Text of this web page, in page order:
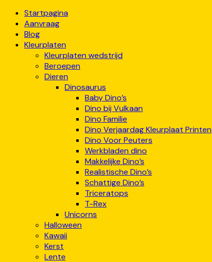
Startpagina
Aanvraag
Blog
Kleurplaten
Kleurplaten wedstrijd
Beroepen
Dieren
Dinosaurus
Baby Dino’s
Dino bij Vulkaan
Dino Familie
Dino Verjaardag Kleurplaat Printen
Dino Voor Peuters
Werkbladen dino
Makkelijke Dino’s
Realistische Dino’s
Schattige Dino’s
Triceratops
T-Rex
Unicorns
Halloween
Kawaii
Kerst
Lente